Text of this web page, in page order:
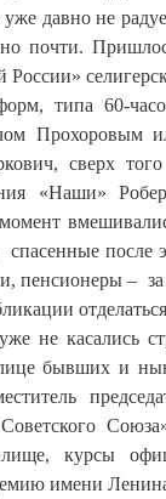
уже давно не
почти.
типа 60-
Прохоровым
сверх того
«Наши»
после
– за
не касались
бывших и
курсы
имени